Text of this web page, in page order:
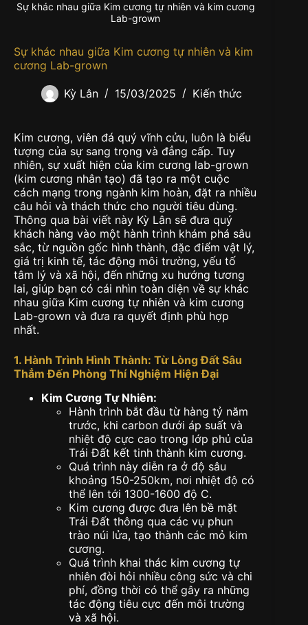
Sự khác nhau giữa Kim cương tự nhiên và kim cương
Lab-grown
Sự khác nhau giữa Kim cương tự nhiên và kim
cương Lab-grown
Kỳ Lân 15/03/2025 Kiến thức
Kim cương, viên đá quý vĩnh cửu, luôn là biểu
tượng của sự sang trọng và đẳng cấp. Tuy
nhiên, sự xuất hiện của kim cương lab-grown
(kim cương nhân tạo) đã tạo ra một cuộc
cách mạng trong ngành kim hoàn, đặt ra nhiều
câu hỏi và thách thức cho người tiêu dùng.
Thông qua bài viết này Kỳ Lân sẽ đưa quý
khách hàng vào một hành trình khám phá sâu
sắc, từ nguồn gốc hình thành, đặc điểm vật lý,
giá trị kinh tế, tác động môi trường, yếu tố
tâm lý và xã hội, đến những xu hướng tương
lai, giúp bạn có cái nhìn toàn diện về sự khác
nhau giữa Kim cương tự nhiên và kim cương
Lab-grown và đưa ra quyết định phù hợp
nhất.
1. Hành Trình Hình Thành: Từ Lòng Đất Sâu
Thẳm Đến Phòng Thí Nghiệm Hiện Đại
Kim Cương Tự Nhiên:
Hành trình bắt đầu từ hàng tỷ năm
trước, khi carbon dưới áp suất và
nhiệt độ cực cao trong lớp phủ của
Trái Đất kết tinh thành kim cương.
Quá trình này diễn ra ở độ sâu
khoảng 150-250km, nơi nhiệt độ có
thể lên tới 1300-1600 độ C.
Kim cương được đưa lên bề mặt
Trái Đất thông qua các vụ phun
trào núi lửa, tạo thành các mỏ kim
cương.
Quá trình khai thác kim cương tự
nhiên đòi hỏi nhiều công sức và chi
phí, đồng thời có thể gây ra những
tác động tiêu cực đến môi trường
và xã hội.